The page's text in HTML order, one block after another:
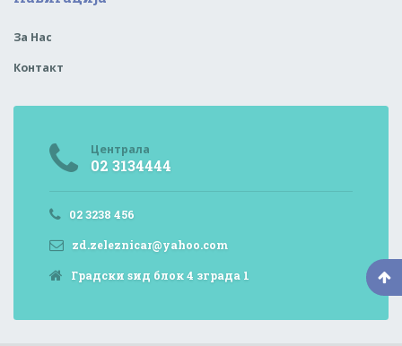
За Нас
Контакт
Централа
02 3134444
02 3238 456
zd.zeleznicar@yahoo.com
Градски ѕид блок 4 зграда 1